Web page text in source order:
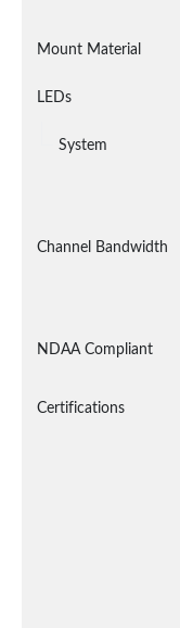
Mount Material
LEDs
System
Channel Bandwidth
NDAA Compliant
Certifications